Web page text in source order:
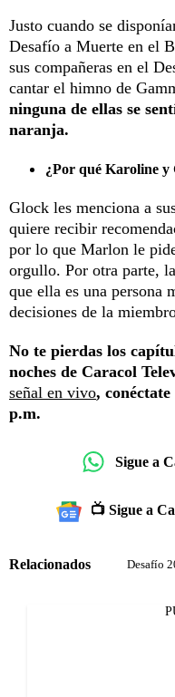
Justo cuando se
Desafío a Muerte en el
sus compañeras en el
cantar el himno de
ninguna de ellas se
naranja.
¿Por qué Karoline y
Glock les menciona a
quiere recibir
por lo que Marlon le
orgullo. Por otra parte,
que ella es una persona
decisiones de la
No te pierdas los
noches de Caracol
señal en vivo,
p.m.
Sigue a
📺 Sigue a
Relacionados Desafío